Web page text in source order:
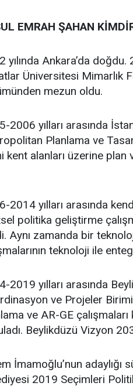
EMRAH ŞAHAN
yılında Ankara’da
Üniversitesi Mimarlık
mezun oldu.
2006 yılları arasında
Planlama ve
kent alanları üzerine
2014 yılları arasında
politika geliştirme
Aynı zamanda bir
teknoloji ile
2019 yılları arasında
ve Projeler
ve AR-GE
Beylikdüzü Vizyon
İmamoğlu’nun
2019 Seçimleri